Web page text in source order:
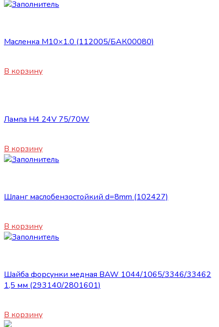
Масленка М10×1.0 (112005/БАК00080)
В корзину
Лампа H4 24V 75/70W
В корзину
Шланг маслобензостойкий d=8mm (102427)
В корзину
Шайба форсунки медная BAW 1044/1065/3346/33462
1,5 мм (293140/2801601)
В корзину